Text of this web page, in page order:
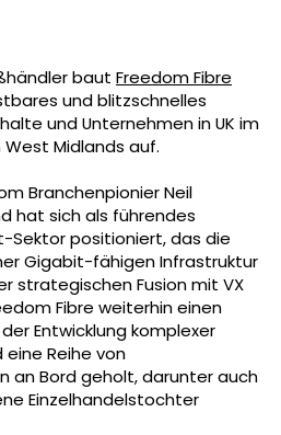
baut Freedom Fibre
und blitzschnelles
und Unternehmen in UK im
Midlands auf.
Branchenpionier Neil
hat sich als führendes
Sektor positioniert, das die
Gigabit-fähigen Infrastruktur
strategischen Fusion mit VX
Fibre weiterhin einen
Entwicklung komplexer
Reihe von
an Bord geholt, darunter auch
Einzelhandelstochter